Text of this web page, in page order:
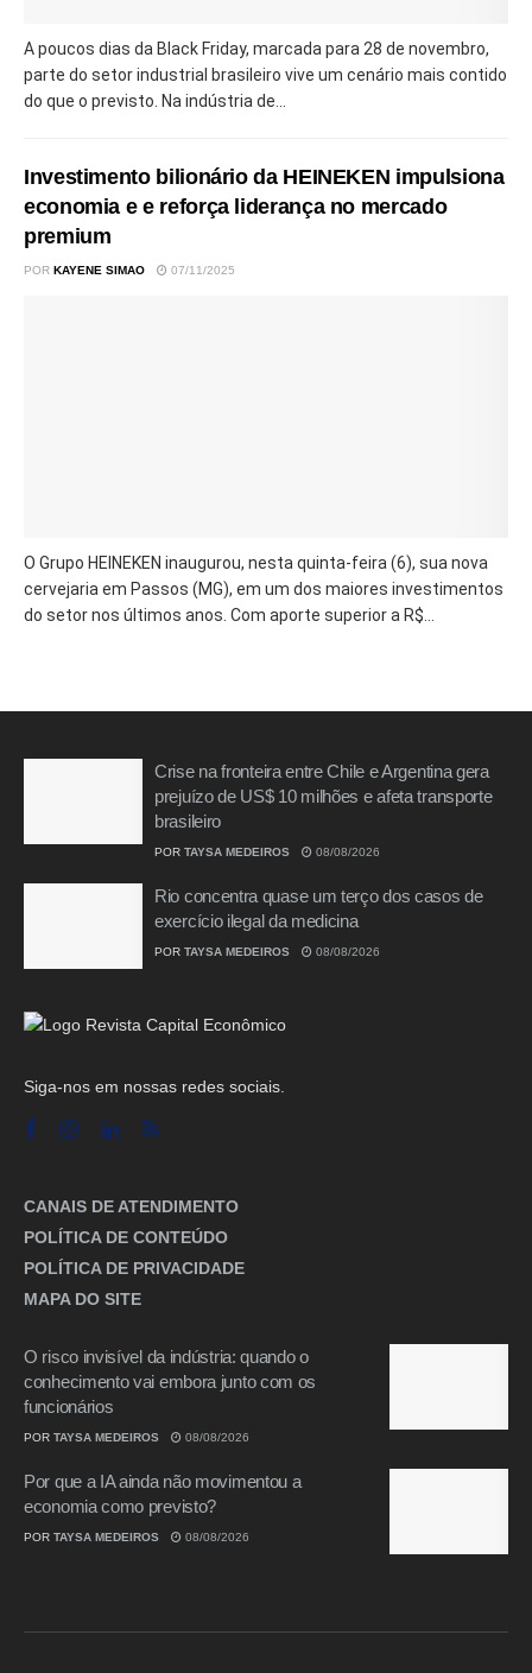
A poucos dias da Black Friday, marcada para 28 de novembro,
parte do setor industrial brasileiro vive um cenário mais contido
do que o previsto. Na indústria de...
Investimento bilionário da HEINEKEN impulsiona
economia e e reforça liderança no mercado
premium
POR KAYENE SIMAO 07/11/2025
O Grupo HEINEKEN inaugurou, nesta quinta-feira (6), sua nova
cervejaria em Passos (MG), em um dos maiores investimentos
do setor nos últimos anos. Com aporte superior a R$...
Crise na fronteira entre Chile e Argentina gera
prejuízo de US$ 10 milhões e afeta transporte
brasileiro
POR TAYSA MEDEIROS 08/08/2026
Rio concentra quase um terço dos casos de
exercício ilegal da medicina
POR TAYSA MEDEIROS 08/08/2026
Siga-nos em nossas redes sociais.
CANAIS DE ATENDIMENTO
POLÍTICA DE CONTEÚDO
POLÍTICA DE PRIVACIDADE
MAPA DO SITE
O risco invisível da indústria: quando o
conhecimento vai embora junto com os
funcionários
POR TAYSA MEDEIROS 08/08/2026
Por que a IA ainda não movimentou a
economia como previsto?
POR TAYSA MEDEIROS 08/08/2026